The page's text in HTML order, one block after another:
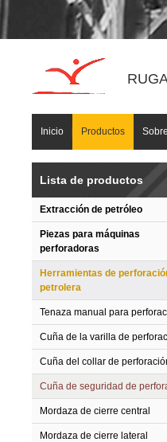
Inicio Productos
Lista de productos
Extracción de petróleo
Piezas para máquinas
perforadoras
Herramientas de
petrolera
Tenaza manual para
Cuña de la varilla de
Cuña del collar de
Cuña de seguridad de
Mordaza de cierre central
Mordaza de cierre lateral